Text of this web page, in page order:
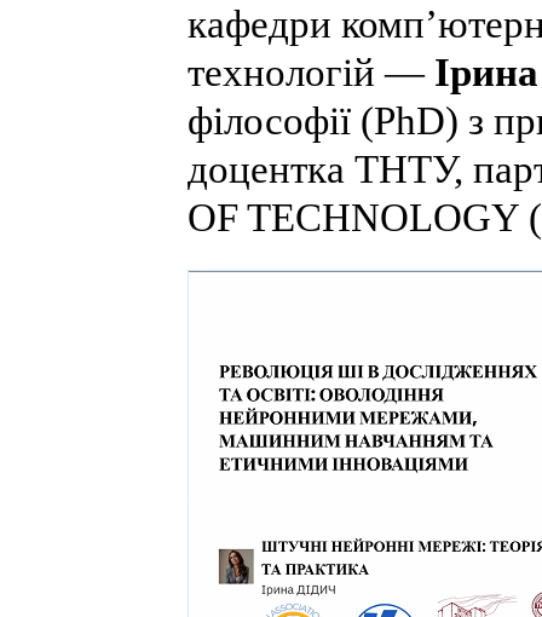
кафедри
технологій —
філософії (PhD) з
доцентка ТНТУ,
OF TECHNOLOGY